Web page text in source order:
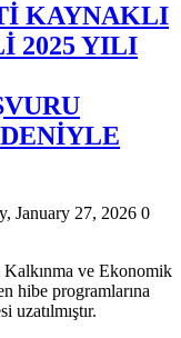
KAYNAKLI
2025 YILI
January 27, 2026 0
ve Ekonomik
hibe programlarına